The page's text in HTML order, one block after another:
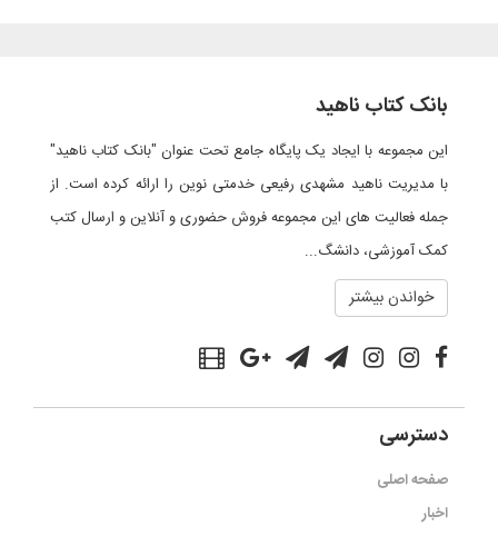
بانک کتاب ناهید
این مجموعه با ایجاد یک پایگاه جامع تحت عنوان "بانک کتاب ناهید"
با مدیریت ناهید مشهدی رفیعی خدمتی نوین را ارائه کرده است. از
جمله فعالیت های این مجموعه فروش حضوری و آنلاین و ارسال کتب
کمک آموزشی، دانشگ...
خواندن بیشتر
دسترسی
صفحه اصلی
اخبار